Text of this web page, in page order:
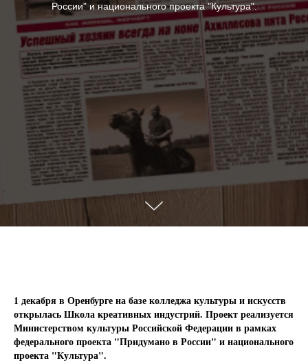
России" и национального проекта "Культура".
1 декабря в Оренбурге на базе колледжа культуры и искусств
открылась Школа креативных индустрий. Проект реализуется
Министерством культуры Российской Федерации в рамках
федерального проекта "Придумано в России" и национального
проекта "Культура".